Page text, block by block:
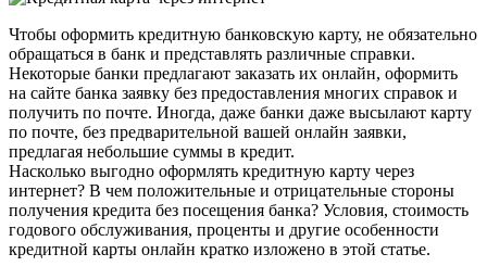
Чтобы оформить кредитную банковскую карту, не обязательно
обращаться в банк и представлять различные справки.
Некоторые банки предлагают заказать их онлайн, оформить
на сайте банка заявку без предоставления многих справок и
получить по почте. Иногда, даже банки даже высылают карту
по почте, без предварительной вашей онлайн заявки,
предлагая небольшие суммы в кредит.
Насколько выгодно оформлять кредитную карту через
интернет? В чем положительные и отрицательные стороны
получения кредита без посещения банка? Условия, стоимость
годового обслуживания, проценты и другие особенности
кредитной карты онлайн кратко изложено в этой статье.